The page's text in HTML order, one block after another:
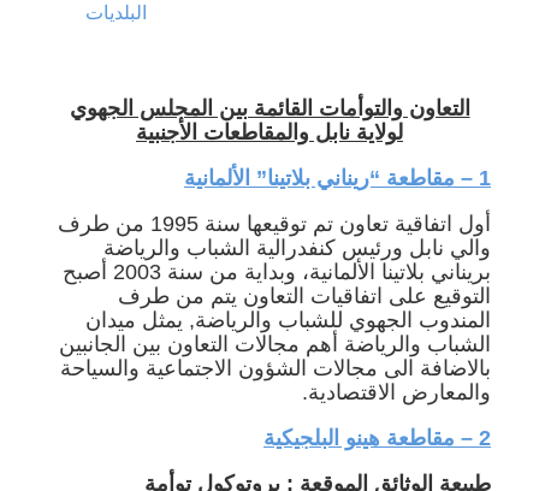
البلديات
التعاون والتوأمات القائمة بين المجلس الجهوي
لولاية نابل والمقاطعات الأجنبية
1 – مقاطعة “ريناني بلاتينا” الألمانية
أول اتفاقية تعاون تم توقيعها سنة 1995 من طرف
والي نابل ورئيس كنفدرالية الشباب والرياضة
بريناني بلاتينا الألمانية، وبداية من سنة 2003 أصبح
التوقيع على اتفاقيات التعاون يتم من طرف
المندوب الجهوي للشباب والرياضة, يمثل ميدان
الشباب والرياضة أهم مجالات التعاون بين الجانبين
بالاضافة الى مجالات الشؤون الاجتماعية والسياحة
والمعارض الاقتصادية.
2 – مقاطعة هينو البلجيكية
طبيعة الوثائق الموقعة : بروتوكول توأمة